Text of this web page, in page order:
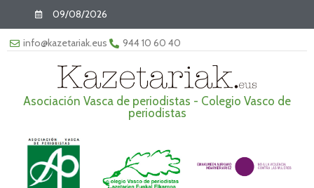
09/08/2026
info@kazetariak.eus 944 10 60 40
Asociación Vasca de periodistas - Colegio Vasco de
periodistas